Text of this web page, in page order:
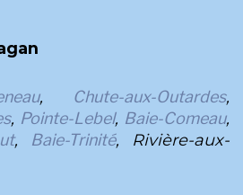
, Chute-aux-Outardes,
, Pointe-Lebel, Baie-Comeau,
, Baie-Trinité, Rivière-aux-